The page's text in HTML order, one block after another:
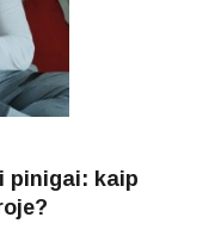
pinigai: kaip